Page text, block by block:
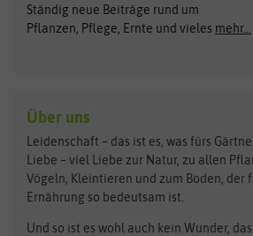
Gemüsesamen
Gründünger
Kräutersamen
Obstsamen
Pilzbrut
Rasensamen
Steckzwiebeln
Zimmer & Kübelpflanzen
ASB Greenworld
Benary
Bingenheimer Saatgut
Bionana
BIOWOL
Ständig neue Beiträge rund um
Pflanzen, Pflege, Ernte und vieles mehr...
Über uns
Leidenschaft – das ist es, was fürs
Liebe – viel Liebe zur Natur, zu allen
Vögeln, Kleintieren und zum Boden, der
Ernährung so bedeutsam ist.
Und so ist es wohl auch kein Wunder,